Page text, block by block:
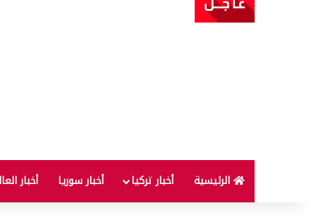
الرئيسية أخبار تركيا أخبار سوريا أخبار